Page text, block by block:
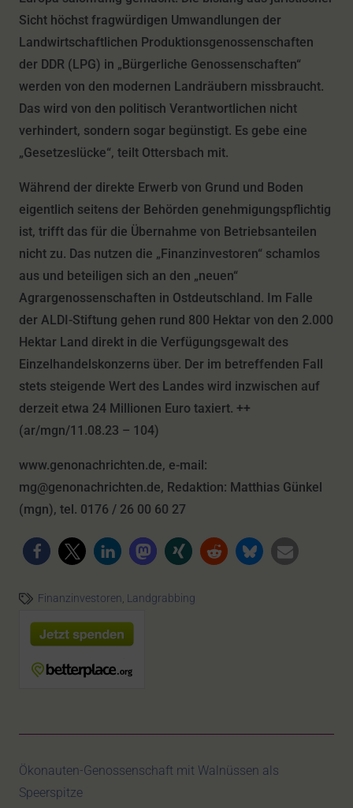
Sicht höchst fragwürdigen Umwandlungen der
Landwirtschaftlichen Produktionsgenossenschaften
der DDR (LPG) in „Bürgerliche Genossenschaften“
werden von den modernen Landräubern missbraucht.
Das wird von den politisch Verantwortlichen nicht
verhindert, sondern sogar begünstigt. Es gebe eine
„Gesetzeslücke“, teilt Ottersbach mit.
Während der direkte Erwerb von Grund und Boden
eigentlich seitens der Behörden genehmigungspflichtig
ist, trifft das für die Übernahme von Betriebsanteilen
nicht zu. Das nutzen die „Finanzinvestoren“ schamlos
aus und beteiligen sich an den „neuen“
Agrargenossenschaften in Ostdeutschland. Im Falle
der ALDI-Stiftung gehen rund 800 Hektar von den 2.000
Hektar Land direkt in die Verfügungsgewalt des
Einzelhandelskonzerns über. Der im betreffenden Fall
stets steigende Wert des Landes wird inzwischen auf
derzeit etwa 24 Millionen Euro taxiert. ++
(ar/mgn/11.08.23 – 104)
www.genonachrichten.de, e-mail:
mg@genonachrichten.de, Redaktion: Matthias Günkel
(mgn), tel. 0176 / 26 00 60 27
Finanzinvestoren, Landgrabbing
Ökonauten-Genossenschaft mit Walnüssen als
Speerspitze